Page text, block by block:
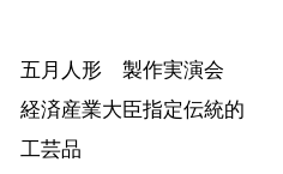
五月人形 製作実演会
経済産業大臣指定伝統的
工芸品